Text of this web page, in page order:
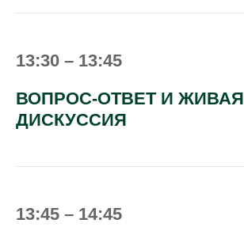
13:30 – 13:45
ВОПРОС-ОТВЕТ И ЖИВАЯ
ДИСКУССИЯ
13:45 – 14:45